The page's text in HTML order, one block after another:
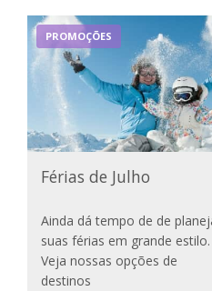
PROMOÇÕES
Férias de Julho
Ainda dá tempo de de
suas férias em grande estilo.
Veja nossas opções de
destinos